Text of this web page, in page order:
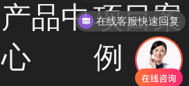
产品中
心
项目案
例
在线客服快速回复